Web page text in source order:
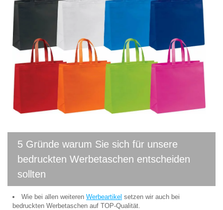
5 Gründe warum Sie sich für unsere
bedruckten Werbetaschen entscheiden
sollten
Wie bei allen weiteren Werbeartikel setzen wir auch bei
bedruckten Werbetaschen auf TOP-Qualität.